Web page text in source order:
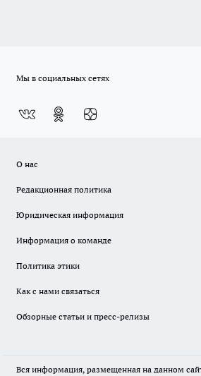
Мы в социальных сетях
О нас
Редакционная политика
Юридическая информация
Информация о команде
Политика этики
Как с нами связаться
Обзорные статьи и пресс-релизы
Вся информация, размещенная на данном